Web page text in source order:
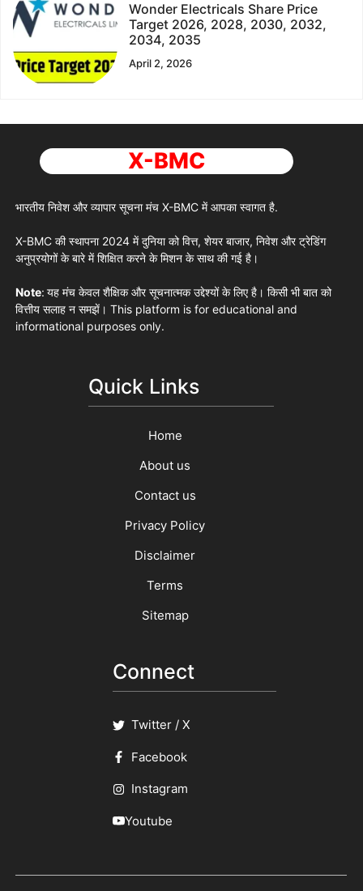
Wonder Electricals Share Price
Target 2026, 2028, 2030, 2032,
2034, 2035
April 2, 2026
X-BMC
भारतीय निवेश और व्यापार सूचना मंच X-BMC में आपका स्वागत है.
X-BMC की स्थापना 2024 में दुनिया को वित्त, शेयर बाजार, निवेश और ट्रेडिंग
अनुप्रयोगों के बारे में शिक्षित करने के मिशन के साथ की गई है।
Note: यह मंच केवल शैक्षिक और सूचनात्मक उद्देश्यों के लिए है। किसी भी बात को
वित्तीय सलाह न समझें। This platform is for educational and
informational purposes only.
Quick Links
Home
About us
Contact us
Privacy Policy
Disclaimer
Terms
Sitemap
Connect
Twitter / X
Facebook
Instagram
Youtube